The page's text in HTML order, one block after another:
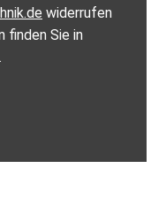
widerrufen
finden Sie in
.